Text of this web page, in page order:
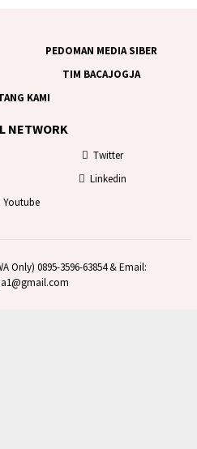
PEDOMAN MEDIA SIBER
TIM BACAJOGJA
KAMI
NETWORK
Twitter
Linkedin
Youtube
Only) 0895-3596-63854 & Email: